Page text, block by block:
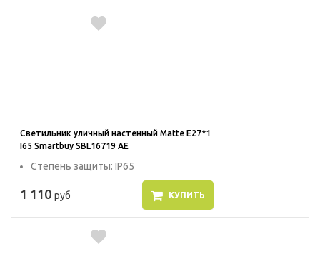
Светильник уличный настенный Matte E27*1
I65 Smartbuy SBL16719 AE
Степень защиты: IP65
1 110 руб КУПИТЬ